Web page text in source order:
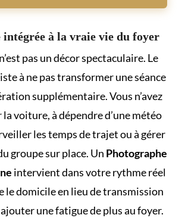
intégrée à la vraie vie du foyer
pas un décor spectaculaire. Le
à ne pas transformer une séance
supplémentaire. Vous n’avez
la voiture, à dépendre d’une météo
les temps de trajet ou à gérer
groupe sur place. Un Photographe
intervient dans votre rythme réel
le domicile en lieu de transmission
une fatigue de plus au foyer.